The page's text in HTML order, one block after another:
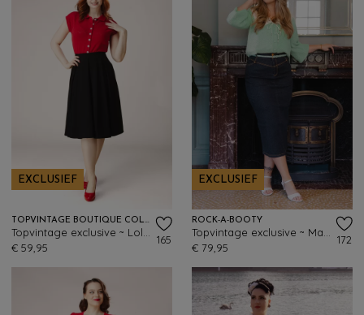
EXCLUSIEF
TOPVINTAGE BOUTIQUE COLLECTION
€ 59,95
165
EXCLUSIEF
ROCK-A-BOOTY
€ 79,95
172